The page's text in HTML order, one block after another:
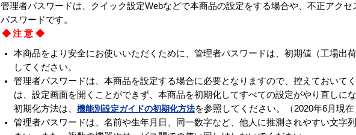
管理者パスワードは、クイック設定Webなどで本商品の設定をする場合や、不正アクセ
パスワードです。
◆注意◆
本商品をより安全にお使いいただくために、管理者パスワードは、初期値（工場出
してください。
管理者パスワードは、本商品を設定する場合に必要となりますので、控えておいて
は、設定画面を開くことができず、本商品を初期化してすべての設定がやり直しにな
初期化方法は、 機能別設定ガイドの初期化方法を参照してください。（2020年6月現在
管理者パスワードは、名前や生年月日、同一数字など、他人に推測されやすい文字